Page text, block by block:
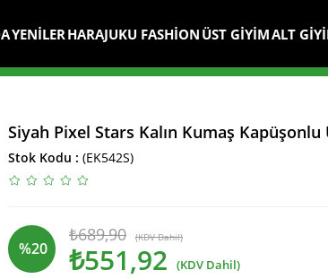
YENİLER HARAJUKU FASHİON ÜST GİYİMALT
Siyah Pixel Stars Kalın Kumaş Kapüşonlu
Stok Kodu (EK542S)
%20
₺689,90 (KDV Dahil)
₺551,92 (KDV Dahil)